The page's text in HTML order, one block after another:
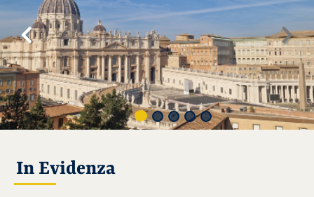
1 2 3 4 5
In Evidenza